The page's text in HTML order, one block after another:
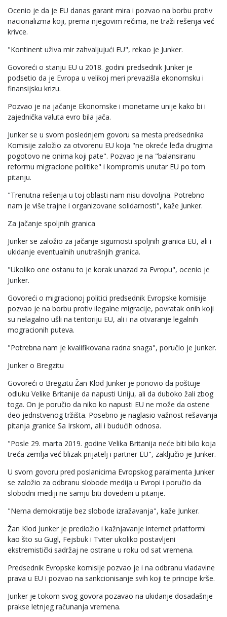
Ocenio je da je EU danas garant mira i pozvao na borbu protiv
nacionalizma koji, prema njegovim rečima, ne traži rešenja već
krivce.
"Kontinent uživa mir zahvaljujući EU", rekao je Junker.
Govoreći o stanju EU u 2018. godini predsednik Junker je
podsetio da je Evropa u velikoj meri prevazišla ekonomsku i
finansijsku krizu.
Pozvao je na jačanje Ekonomske i monetarne unije kako bi i
zajednička valuta evro bila jača.
Junker se u svom poslednjem govoru sa mesta predsednika
Komisije založio za otvorenu EU koja "ne okreće leđa drugima
pogotovo ne onima koji pate". Pozvao je na "balansiranu
reformu migracione politike" i kompromis unutar EU po tom
pitanju.
"Trenutna rešenja u toj oblasti nam nisu dovoljna. Potrebno
nam je više trajne i organizovane solidarnosti", kaže Junker.
Za jačanje spoljnih granica
Junker se založio za jačanje sigurnosti spoljnih granica EU, ali i
ukidanje eventualnih unutrašnjih granica.
"Ukoliko one ostanu to je korak unazad za Evropu", ocenio je
Junker.
Govoreći o migracionoj politici predsednik Evropske komisije
pozvao je na borbu protiv ilegalne migracije, povratak onih koji
su nelagalno ušli na teritoriju EU, ali i na otvaranje legalnih
mogracionih puteva.
"Potrebna nam je kvalifikovana radna snaga", poručio je Junker.
Junker o Bregzitu
Govoreći o Bregzitu Žan Klod Junker je ponovio da poštuje
odluku Velike Britanije da napusti Uniju, ali da duboko žali zbog
toga. On je poručio da niko ko napusti EU ne može da ostene
deo jednstvenog tržišta. Posebno je naglasio važnost rešavanja
pitanja granice Sa Irskom, ali i budućih odnosa.
"Posle 29. marta 2019. godine Velika Britanija neće biti bilo koja
treća zemlja već blizak prijatelj i partner EU", zaključio je Junker.
U svom govoru pred poslanicima Evropskog paralmenta Junker
se založio za odbranu slobode medija u Evropi i poručio da
slobodni mediji ne samju biti dovedeni u pitanje.
"Nema demokratije bez slobode izražavanja", kaže Junker.
Žan Klod Junker je predložio i kažnjavanje internet prlatformi
kao što su Gugl, Fejsbuk i Tviter ukoliko postavljeni
ekstremistički sadržaj ne ostrane u roku od sat vremena.
Predsednik Evropske komisije pozvao je i na odbranu vladavine
prava u EU i pozvao na sankcionisanje svih koji te principe krše.
Junker je tokom svog govora pozavao na ukidanje dosadašnje
prakse letnjeg računanja vremena.